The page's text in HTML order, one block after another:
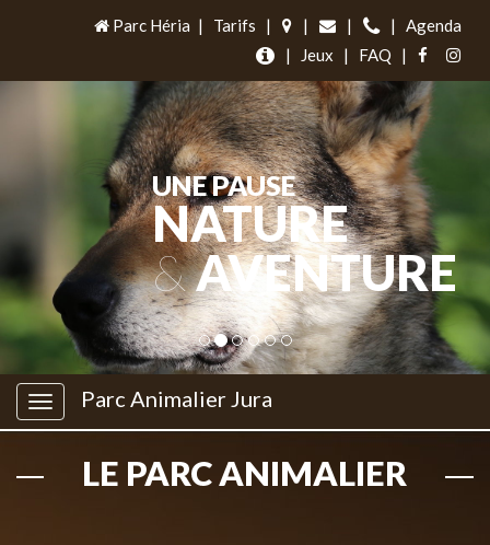
Parc Héria | Tarifs | | | |
Agenda
|
Jeux | FAQ |
UNE PAUSE
NATURE
&AVENTURE
Parc Animalier Jura
LE PARC ANIMALIER